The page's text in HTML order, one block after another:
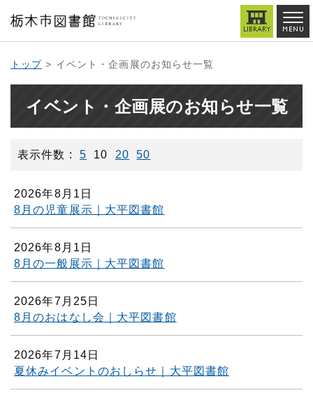
トップ > イベント・企画展のお知らせ一覧
イベント・企画展のお知らせ一覧
表示件数 : 5 10 20 50
2026年8月1日
8月の児童展示｜大平図書館
2026年8月1日
8月の一般展示｜大平図書館
2026年7月25日
8月のおはなし会｜大平図書館
2026年7月14日
夏休みイベントのおしらせ｜大平図書館